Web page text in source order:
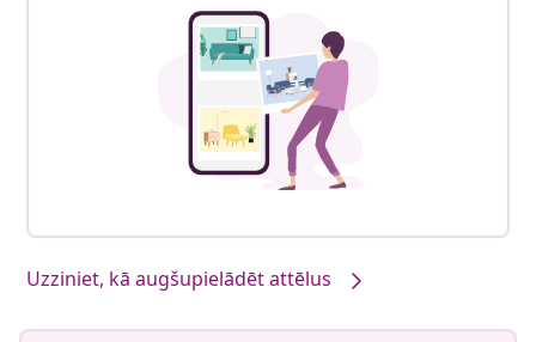
Mūsu produkti, jūsu stils #sharemevidaxl
Uzziniet, kā augšupielādēt attēlus